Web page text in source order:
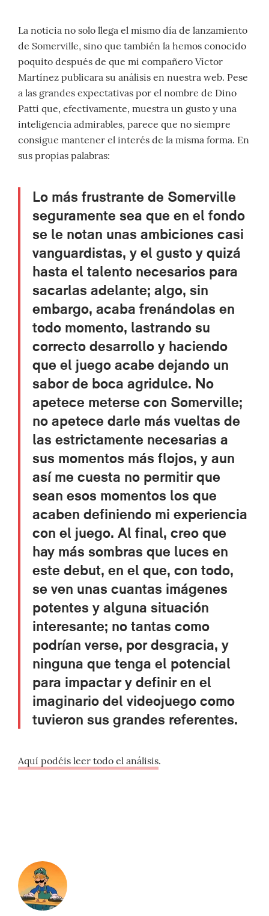
La noticia no solo llega el mismo día de lanzamiento
de Somerville, sino que también la hemos conocido
poquito después de que mi compañero Víctor
Martínez publicara su análisis en nuestra web. Pese
a las grandes expectativas por el nombre de Dino
Patti que, efectivamente, muestra un gusto y una
inteligencia admirables, parece que no siempre
consigue mantener el interés de la misma forma. En
sus propias palabras:
Lo más frustrante de Somerville
seguramente sea que en el fondo
se le notan unas ambiciones casi
vanguardistas, y el gusto y quizá
hasta el talento necesarios para
sacarlas adelante; algo, sin
embargo, acaba frenándolas en
todo momento, lastrando su
correcto desarrollo y haciendo
que el juego acabe dejando un
sabor de boca agridulce. No
apetece meterse con Somerville;
no apetece darle más vueltas de
las estrictamente necesarias a
sus momentos más flojos, y aun
así me cuesta no permitir que
sean esos momentos los que
acaben definiendo mi experiencia
con el juego. Al final, creo que
hay más sombras que luces en
este debut, en el que, con todo,
se ven unas cuantas imágenes
potentes y alguna situación
interesante; no tantas como
podrían verse, por desgracia, y
ninguna que tenga el potencial
para impactar y definir en el
imaginario del videojuego como
tuvieron sus grandes referentes.
Aquí podéis leer todo el análisis.